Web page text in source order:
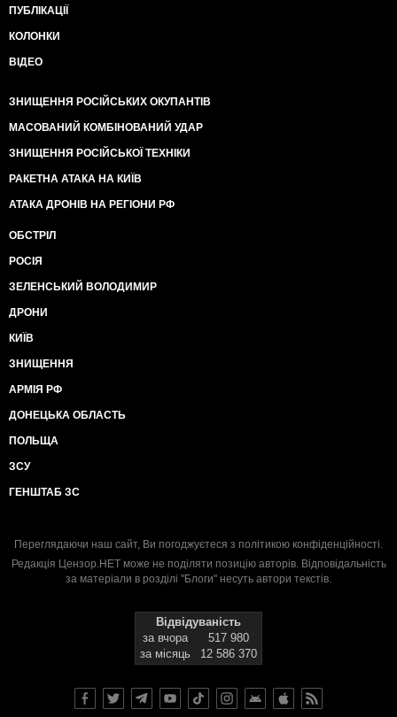
ПУБЛІКАЦІЇ
КОЛОНКИ
ВІДЕО
ЗНИЩЕННЯ РОСІЙСЬКИХ ОКУПАНТІВ
МАСОВАНИЙ КОМБІНОВАНИЙ УДАР
ЗНИЩЕННЯ РОСІЙСЬКОЇ ТЕХНІКИ
РАКЕТНА АТАКА НА КИЇВ
АТАКА ДРОНІВ НА РЕГІОНИ РФ
ОБСТРІЛ
РОСІЯ
ЗЕЛЕНСЬКИЙ ВОЛОДИМИР
ДРОНИ
КИЇВ
ЗНИЩЕННЯ
АРМІЯ РФ
ДОНЕЦЬКА ОБЛАСТЬ
ПОЛЬЩА
ЗСУ
ГЕНШТАБ ЗС
Переглядаючи наш сайт, Ви погоджуєтеся з політикою конфіденційності.
Редакція Цензор.НЕТ може не поділяти позицію авторів. Відповідальність
за матеріали в розділі "Блоги" несуть автори текстів.
Відвідуваність
за вчора
517 980
за місяць
12 586 370